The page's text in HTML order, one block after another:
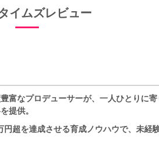
イムズレビュー
富なプロデューサーが、一人ひとりに寄
提供。
超を達成させる育成ノウハウで、未経